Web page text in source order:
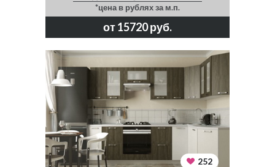
*цена в рублях за м.п.
от 15720 руб.
252